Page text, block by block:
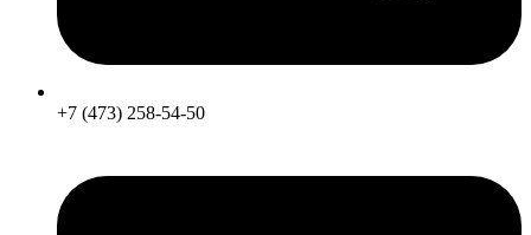
+7 (473) 258-54-50